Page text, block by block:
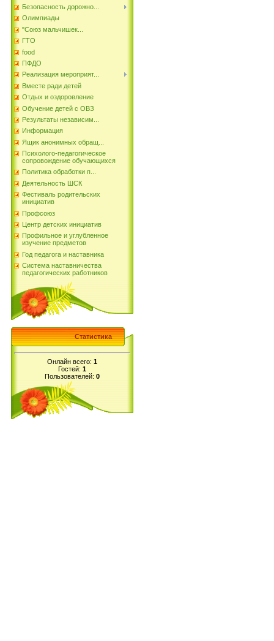
Безопасность дорожно...
Олимпиады
"Союз мальчишек...
ГТО
food
ПФДО
Реализация мероприят...
Вместе ради детей
Отдых и оздоровление
Обучение детей с ОВЗ
Результаты независим...
Информация
Ящик анонимных обращ...
Психолого-педагогическое
сопровождение обучающихся
Политика обработки п...
Деятельность ШСК
Фестиваль родительских
инициатив
Профсоюз
Центр детских инициатив
Профильное и углубленное
изучение предметов
Год педагога и наставника
Система наставничества
педагогических работников
Статистика
Онлайн всего: 1
Гостей: 1
Пользователей: 0